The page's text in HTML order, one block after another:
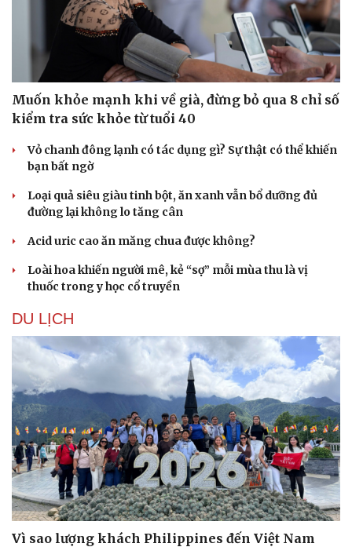
Du lịch
Săn Tour
check-in
Podcast
Kể chuyện cho bé
Hạt giống tâm hồn
Muốn khỏe mạnh khi về già, đừng bỏ qua 8 chỉ số
kiểm tra sức khỏe từ tuổi 40
Vỏ chanh đông lạnh có tác dụng gì? Sự thật có thể khiến
bạn bất ngờ
Loại quả siêu giàu tinh bột, ăn xanh vẫn bổ dưỡng đủ
đường lại không lo tăng cân
Acid uric cao ăn măng chua được không?
Loài hoa khiến người mê, kẻ “sợ” mỗi mùa thu là vị
thuốc trong y học cổ truyền
DU LỊCH
Vì sao lượng khách Philippines đến Việt Nam